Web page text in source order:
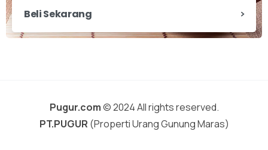
Beli Sekarang
Pugur.com© 2024 All rights reserved.
PT.PUGUR (Properti Urang Gunung Maras)